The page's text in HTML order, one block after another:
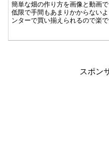
簡単な畑の作り方を画像と動画
低限で手間もあまりかからない
ンターで買い揃えられるので楽
く、スコップやプラスドライバ
スポン